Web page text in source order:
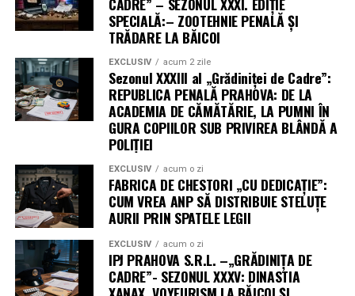
SPECIALĂ:– ZOOTEHNIE PENALĂ ȘI
TRĂDARE LA BĂICOI
EXCLUSIV acum 2 zile
Sezonul XXXIII al „Grădiniței de Cadre”:
REPUBLICA PENALĂ PRAHOVA: DE LA
ACADEMIA DE CĂMĂTĂRIE, LA PUMNI ÎN
GURA COPIILOR SUB PRIVIREA BLÂNDĂ A
POLIȚIEI
EXCLUSIV acum o zi
FABRICA DE CHESTORI „CU DEDICAȚIE”:
CUM VREA ANP SĂ DISTRIBUIE STELUȚE
AURII PRIN SPATELE LEGII
EXCLUSIV acum o zi
IPJ PRAHOVA S.R.L. –„GRĂDINIȚA DE
CADRE”- SEZONUL XXXV: DINASTIA